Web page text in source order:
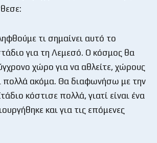
τι σημαίνει αυτό το
για τη Λεμεσό. Ο κόσμος θα
χώρο για να αθλείτε, χώρους
πολλά ακόμα. Θα διαφωνήσω με την
κόστισε πολλά, γιατί είναι ένα
και για τις επόμενες